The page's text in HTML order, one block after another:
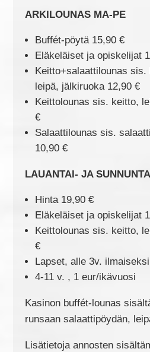
ARKILOUNAS MA-PE
Buffét-pöytä 15,90 €
Eläkeläiset ja opiskelijat
Keitto+salaattilounas
leipä, jälkiruoka 12,90 €
Keittolounas sis. keitto,
€
Salaattilounas sis.
10,90 €
LAUANTAI- JA
Hinta 19,90 €
Eläkeläiset ja opiskelijat
Keittolounas sis. keitto,
€
Lapset, alle 3v. ilmaiseksi
4-11 v. , 1 eur/ikävuosi
Kasinon buffét-lounas
runsaan salaattipöydän,
Lisätietoja annosten